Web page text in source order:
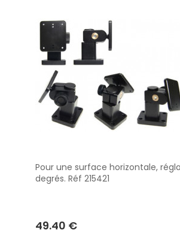
Aperçu
Pour une surface horizontale,
degrés. Réf 215421
49.40 €